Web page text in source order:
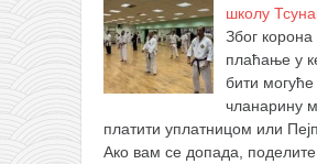
школу
Због корона
плаћање у
бити могуће
чланарину
платити уплатницом или
Ако вам се допада,